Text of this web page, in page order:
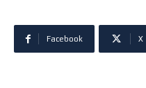
Facebook X